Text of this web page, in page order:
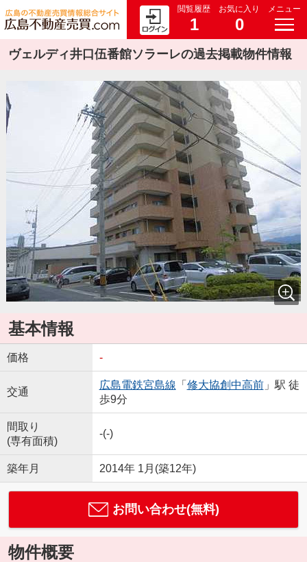
閲覧履歴
1
お気に入り
0
メニュー
ヴェルディ井口伍番館ソラーレの過去掲載物件情報
基本情報
価格 -
交通
広島電鉄宮島線 「 修大協創中高前」駅 徒
歩9分
間取り
(専有面積)
-(-)
築年月 2014年 1月(築12年)
お問い合わせ(無料)
物件概要